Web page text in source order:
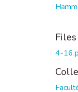
Files
4-